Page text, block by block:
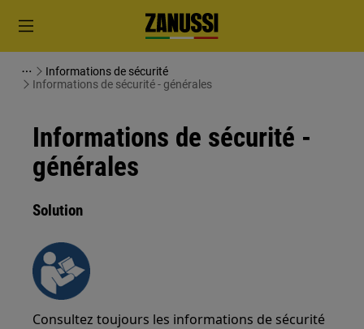
Informations de sécurité
Informations de sécurité - générales
Informations de sécurité -
générales
Solution
Consultez toujours les informations de sécurité